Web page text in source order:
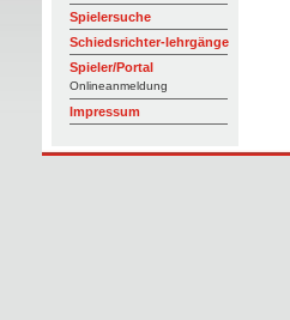
Spielersuche
Schiedsrichter-lehrgänge
Spieler/Portal
Onlineanmeldung
Impressum